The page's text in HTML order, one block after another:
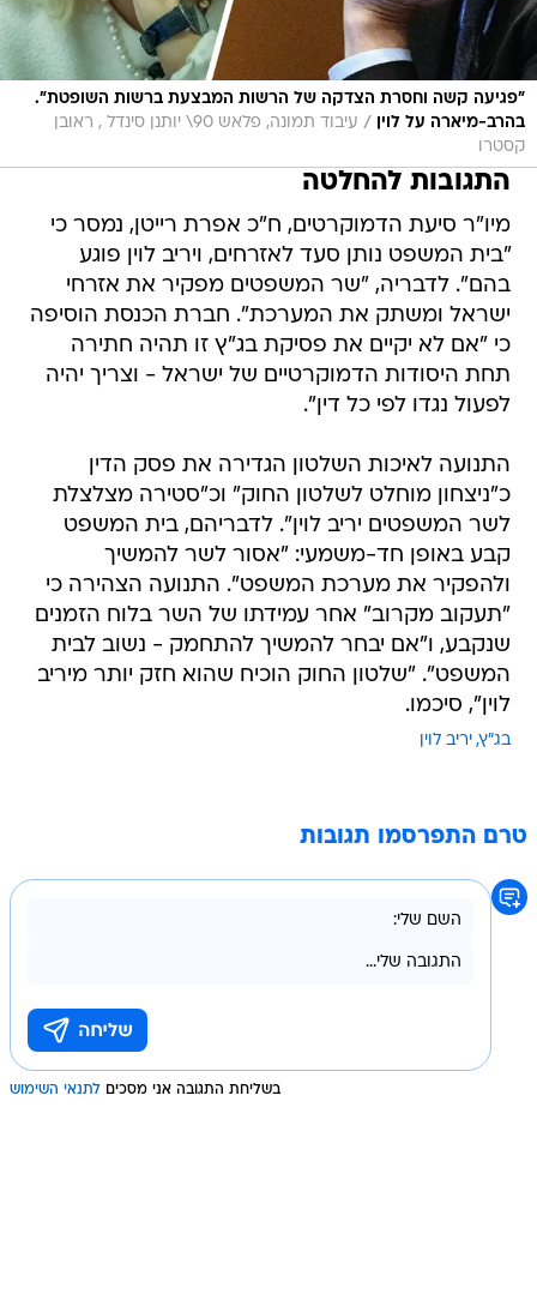
"פגיעה קשה וחסרת הצדקה של הרשות המבצעת ברשות השופטת".
בהרב-מיארה על לוין
/
עיבוד תמונה, פלאש 90\ יותנן סינדל , ראובן
קסטרו
התגובות להחלטה
מיו"ר סיעת הדמוקרטים, ח"כ אפרת רייטן, נמסר כי
"בית המשפט נותן סעד לאזרחים, ויריב לוין פוגע
בהם". לדבריה, "שר המשפטים מפקיר את אזרחי
ישראל ומשתק את המערכת". חברת הכנסת הוסיפה
כי "אם לא יקיים את פסיקת בג"ץ זו תהיה חתירה
תחת היסודות הדמוקרטיים של ישראל - וצריך יהיה
לפעול נגדו לפי כל דין".
התנועה לאיכות השלטון הגדירה את פסק הדין
כ"ניצחון מוחלט לשלטון החוק" וכ"סטירה מצלצלת
לשר המשפטים יריב לוין". לדבריהם, בית המשפט
קבע באופן חד-משמעי: "אסור לשר להמשיך
ולהפקיר את מערכת המשפט". התנועה הצהירה כי
"תעקוב מקרוב" אחר עמידתו של השר בלוח הזמנים
שנקבע, ו"אם יבחר להמשיך להתחמק - נשוב לבית
המשפט". "שלטון החוק הוכיח שהוא חזק יותר מיריב
לוין", סיכמו.
בג"ץ יריב לוין
טרם התפרסמו תגובות
בשליחת התגובה אני מסכים לתנאי השימוש